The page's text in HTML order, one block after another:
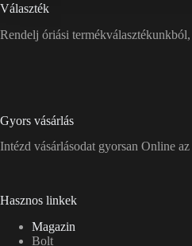
Választék
Rendelj óriási
Gyors vásárlás
Intézd vásárlásodat gyorsan Online
Hasznos linkek
Magazin
Bolt